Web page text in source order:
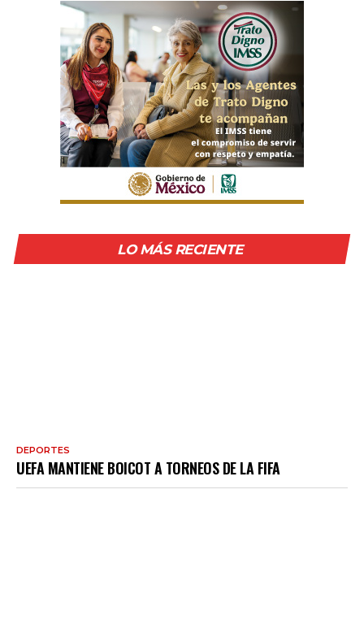
LO MÁS RECIENTE
DEPORTES
UEFA MANTIENE BOICOT A TORNEOS DE LA FIFA